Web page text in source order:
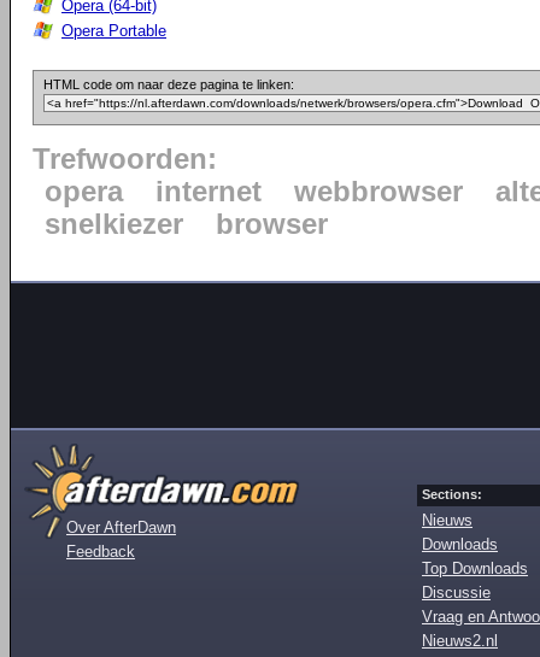
Opera (64-bit)
Opera Portable
HTML code om naar deze pagina te linken:
Trefwoorden:
opera
internet webbrowser
snelkiezer
browser
Over AfterDawn
Feedback
Sections:
Nieuws
Downloads
Top Downloads
Discussie
Vraag en
Nieuws2.nl